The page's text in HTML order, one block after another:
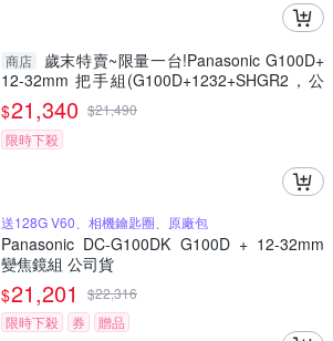
商店
歲末特賣~限量一台!Panasonic G100D+
12-32mm 把手組(G100D+1232+SHGR2，公
司貨)
$21,340 $21,490
限時下殺
送128G V60、相機鑰匙圈、原廠包
Panasonic DC-G100DK G100D + 12-32mm
變焦鏡組 公司貨
$21,201 $22,316
限時下殺
券 贈品